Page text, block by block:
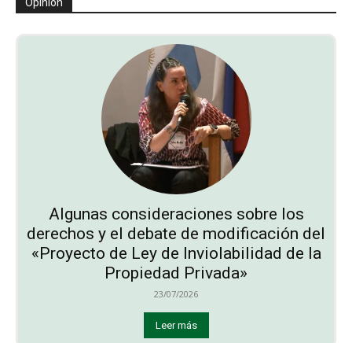
Opinión
Algunas consideraciones sobre los
derechos y el debate de modificación del
«Proyecto de Ley de Inviolabilidad de la
Propiedad Privada»
23/07/2026
Leer más